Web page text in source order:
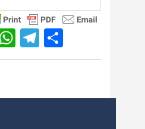
WhatsApp
Telegram